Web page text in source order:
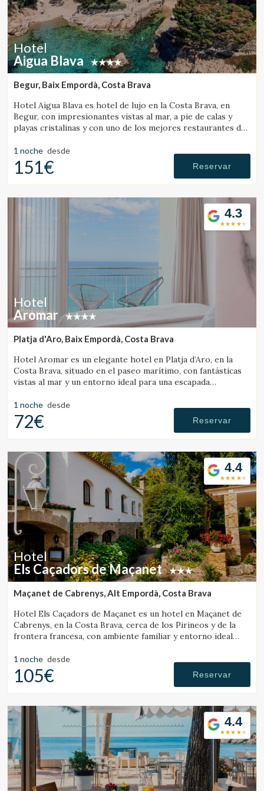
Hotel
Aigua Blava
Begur, Baix Empordà, Costa Brava
Hotel Aigua Blava es hotel de lujo en la Costa Brava, en
Begur, con impresionantes vistas al mar, a pie de calas y
playas cristalinas y con uno de los mejores restaurantes de
1 noche desde
151€ Reservar
4.3
Hotel
Aromar
Platja d'Aro, Baix Empordà, Costa Brava
Hotel Aromar es un elegante hotel en Platja d’Aro, en la
Costa Brava, situado en el paseo marítimo, con fantásticas
vistas al mar y un entorno ideal para una escapada
1 noche desde
72€ Reservar
4.4
Hotel
Els Caçadors de Maçanet
Maçanet de Cabrenys, Alt Empordà, Costa Brava
Hotel Els Caçadors de Maçanet es un hotel en Maçanet de
Cabrenys, en la Costa Brava, cerca de los Pirineos y de la
frontera francesa, con ambiente familiar y entorno ideal
1 noche desde
105€ Reservar
4.4